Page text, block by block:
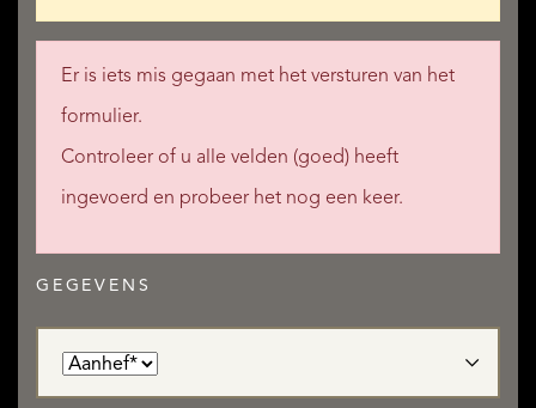
Er is iets mis gegaan met het versturen van het
formulier.
Controleer of u alle velden (goed) heeft
ingevoerd en probeer het nog een keer.
GEGEVENS